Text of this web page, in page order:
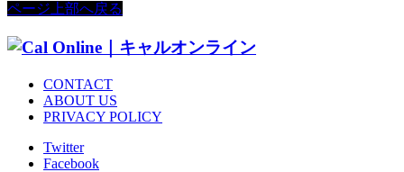
ページ上部へ戻る
CONTACT
ABOUT US
PRIVACY POLICY
Twitter
Facebook